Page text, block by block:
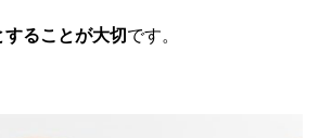
ることが大切です。